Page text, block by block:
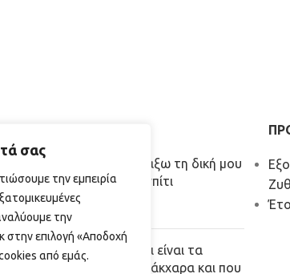
σας
την εμπειρία
την
στην επιλογή «Αποδοχή
από εμάς.
Γιατί να φτιάξω τη δική μου
μπύρα στο σπίτι
04/07/2026
Τι είναι τα
σάκχαρα και που